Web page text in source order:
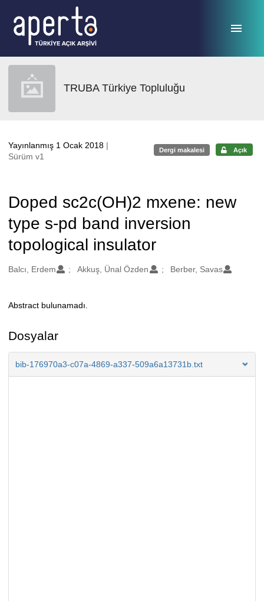
TRUBA Türkiye Topluluğu
Yayınlanmış 1 Ocak 2018 |
Sürüm v1
Dergi makalesi Açık
Doped sc2c(OH)2 mxene: new
type s-pd band inversion
topological insulator
Oluşturanlar
Balcı, Erdem Akkuş, Ünal Özden Berber, Savas
Açıklama
Abstract bulunamadı.
Dosyalar
bib-176970a3-c07a-4869-a337-509a6a13731b.txt